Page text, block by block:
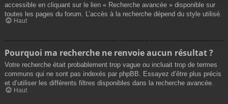
accessible en cliquant sur le lien « Recherche avancée » disponible sur
toutes les pages du forum. L’accès à la recherche dépend du style utilisé.
Haut
Pourquoi ma recherche ne renvoie aucun résultat ?
Votre recherche était probablement trop vague ou incluait trop de termes
communs qui ne sont pas indexés par phpBB. Essayez d’être plus précis
et d’utiliser les différents filtres disponibles dans la recherche avancée.
Haut